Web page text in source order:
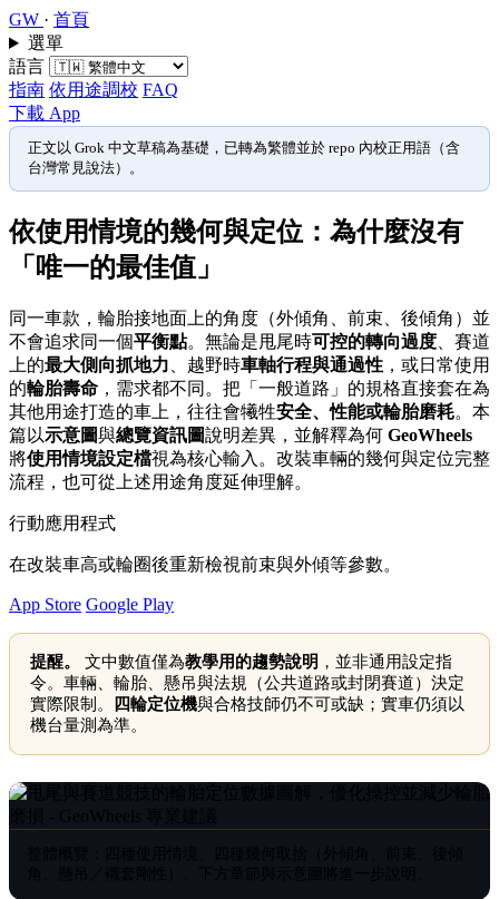
GW · 首頁
選單
語言
指南 依用途調校 FAQ
下載 App
正文以 Grok 中文草稿為基礎，已轉為繁體並於 repo 內校正用語（含
台灣常見說法）。
依使用情境的幾何與定位：為什麼沒有
「唯一的最佳值」
同一車款，輪胎接地面上的角度（外傾角、前束、後傾角）並
不會追求同一個平衡點。無論是甩尾時可控的轉向過度 、賽道
上的最大側向抓地力 、越野時車軸行程與通過性 ，或日常使用
的輪胎壽命 ，需求都不同。把「一般道路」的規格直接套在為
其他用途打造的車上，往往會犧牲安全、性能或輪胎磨耗。本
篇以示意圖與總覽資訊圖說明差異，並解釋為何 GeoWheels
將使用情境設定檔視為核心輸入。改裝車輛的幾何與定位完整
流程，也可從上述用途角度延伸理解。
行動應用程式
在改裝車高或輪圈後重新檢視前束與外傾等參數。
App Store Google Play
提醒。 文中數值僅為教學用的趨勢說明 ，並非通用設定指
令。車輛、輪胎、懸吊與法規（公共道路或封閉賽道）決定
實際限制。
四輪定位機與合格技師仍不可或缺；實車仍須以
機台量測為準。
整體概覽：四種使用情境、四種幾何取捨（外傾角、前束、後傾
角、懸吊／襯套剛性）。下方章節與示意圖將進一步說明。